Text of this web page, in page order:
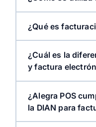
¿Qué es
¿Cuál es la
y factura
¿Alegra POS
la DIAN para